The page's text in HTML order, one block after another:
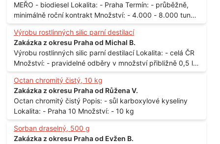
MEŘO - biodiesel Lokalita: - Praha Termín: - průběžně,
minimálně roční kontrakt Množství: - 4.000 - 8.000 tun
měsíčně
Výrobu rostlinných silic parní destilací
Zakázka z okresu Praha od Michal B.
Výrobu rostlinných silic parní destilací Lokalita: - celá ČR
Množství: - pravidelné odběry v množství přibližně 0,5 l
až 1 l
Octan chromitý čistý, 10 kg
Zakázka z okresu Praha od Růžena V.
Octan chromitý čistý Popis: - sůl karboxylové kyseliny
Lokalita: - Praha 10 Množství: - 10 kg
Sorban draselný, 500 g
Zakázka z okresu Praha od Evžen B.